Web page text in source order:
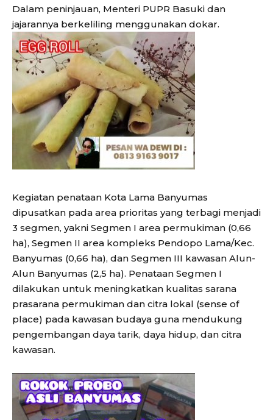
Dalam peninjauan, Menteri PUPR Basuki dan
jajarannya berkeliling menggunakan dokar.
Kegiatan penataan Kota Lama Banyumas
dipusatkan pada area prioritas yang terbagi menjadi
3 segmen, yakni Segmen I area permukiman (0,66
ha), Segmen II area kompleks Pendopo Lama/Kec.
Banyumas (0,66 ha), dan Segmen III kawasan Alun-
Alun Banyumas (2,5 ha). Penataan Segmen I
dilakukan untuk meningkatkan kualitas sarana
prasarana permukiman dan citra lokal (sense of
place) pada kawasan budaya guna mendukung
pengembangan daya tarik, daya hidup, dan citra
kawasan.